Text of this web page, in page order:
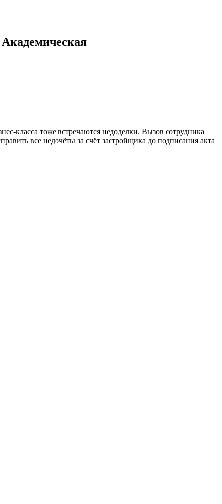
класса тоже встречаются недоделки. Вызов сотрудника
все недочёты за счёт застройщика до подписания акта